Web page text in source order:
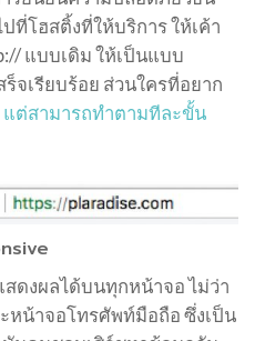
ที่โฮสติ้งที่ให้บริการ ให้เค้า
แบบเดิม ให้เป็นแบบ
จเรียบร้อย ส่วนใครที่อยาก
แต่สามารถทำตามทีละขั้น
ดงผลได้บนทุกหน้าจอ ไม่ว่า
หน้าจอโทรศัพท์มือถือ ซึ่งเป็น